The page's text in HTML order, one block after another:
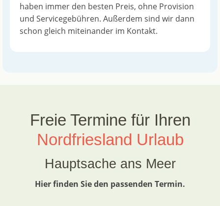
haben immer den besten Preis, ohne Provision
und Servicegebühren. Außerdem sind wir dann
schon gleich miteinander im Kontakt.
Freie Termine für Ihren
Nordfriesland Urlaub
Hauptsache ans Meer
Hier finden Sie den passenden Termin.